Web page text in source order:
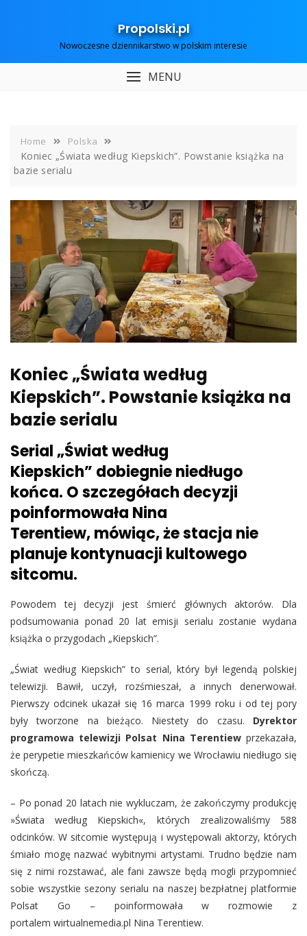
Propolski.pl
Nowoczesne dziennikarstwo w polskim interesie
MENU
Home Polska
Koniec „Świata według Kiepskich”. Powstanie książka na
bazie serialu
Koniec „Świata według
Kiepskich”. Powstanie książka na
bazie serialu
Serial „Świat według
Kiepskich” dobiegnie niedługo
końca. O szczegółach decyzji
poinformowała Nina
Terentiew, mówiąc, że stacja nie
planuje kontynuacji kultowego
sitcomu.
Powodem tej decyzji jest śmierć głównych aktorów. Dla
podsumowania ponad 20 lat emisji serialu zostanie wydana
książka o przygodach „Kiepskich”.
„Świat według Kiepskich” to serial, który był legendą polskiej
telewizji. Bawił, uczył, rozśmieszał, a innych denerwował.
Pierwszy odcinek ukazał się 16 marca 1999 roku i od tej pory
były tworzone na bieżąco. Niestety do czasu. Dyrektor
programowa telewizji Polsat Nina Terentiew przekazała,
że perypetie mieszkańców kamienicy we Wrocławiu niedługo się
skończą.
– Po ponad 20 latach nie wykluczam, że zakończymy produkcję
»Świata według Kiepskich«, których zrealizowaliśmy 588
odcinków. W sitcomie występują i występowali aktorzy, których
śmiało mogę nazwać wybitnymi artystami. Trudno będzie nam
się z nimi rozstawać, ale fani zawsze będą mogli przypomnieć
sobie wszystkie sezony serialu na naszej bezpłatnej platformie
Polsat Go – poinformowała w rozmowie z
portalem wirtualnemedia.pl Nina Terentiew.